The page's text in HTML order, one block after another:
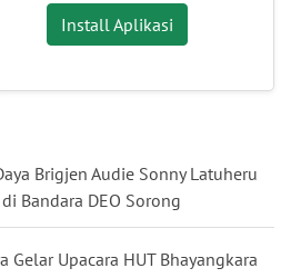
Install Aplikasi
Brigjen Audie Sonny Latuheru
Bandara DEO Sorong
Gelar Upacara HUT Bhayangkara